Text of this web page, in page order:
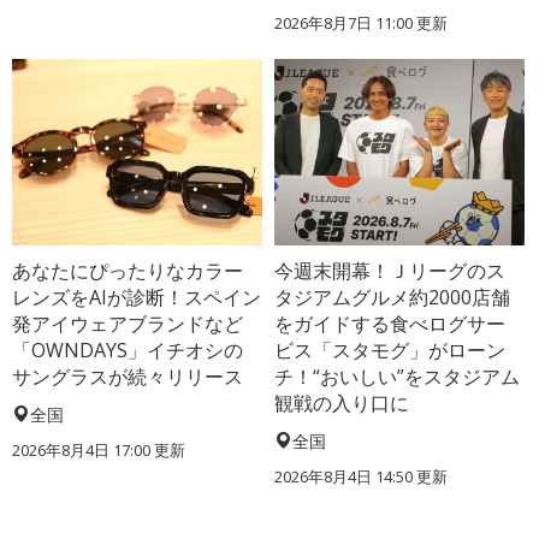
2026年8月7日 11:00更新
あなたにぴったりなカラー
レンズをAIが診断！スペイン
発アイウェアブランドなど
「OWNDAYS」イチオシの
サングラスが続々リリース
全国
2026年8月4日 17:00更新
今週末開幕！Ｊリーグのス
タジアムグルメ約2000店舗
をガイドする食べログサー
ビス「スタモグ」がローン
チ！“おいしい”をスタジアム
観戦の入り口に
全国
2026年8月4日 14:50更新